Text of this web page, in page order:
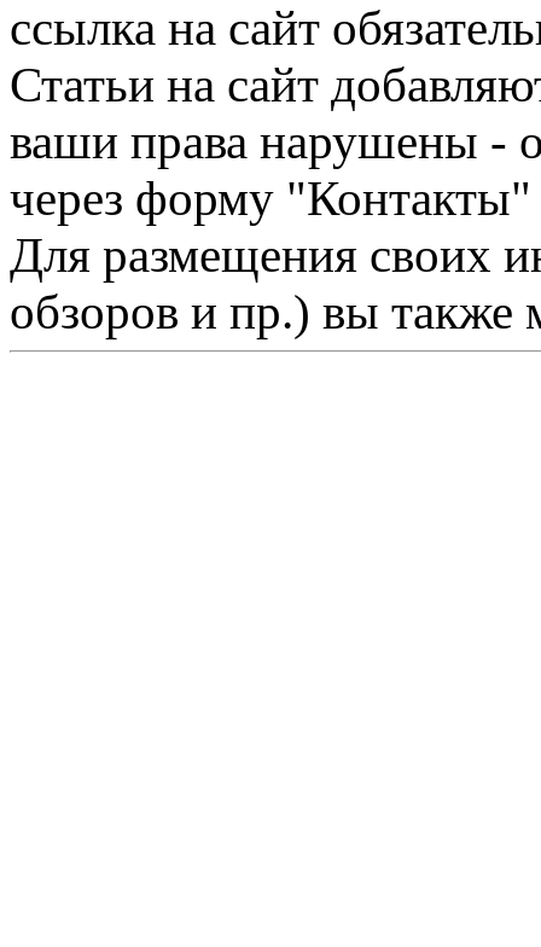
ссылка на сайт
Статьи на сайт
ваши права нарушены -
через форму "Контакты"
Для размещения своих
обзоров и пр.) вы также